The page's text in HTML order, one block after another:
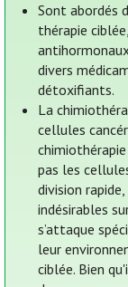
Sont abordés
thérapie
divers
détoxifiants.
La
cellules
pas les
division
indésirables
s’attaque
leur
ciblée. Bien